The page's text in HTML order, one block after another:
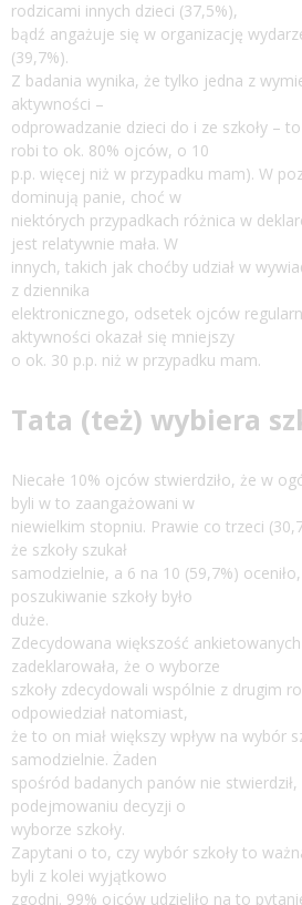
rodzicami innych dzieci (37,5%),
bądź angażuje się w organizację
(39,7%).
Z badania wynika, że tylko jedna z
aktywności –
odprowadzanie dzieci do i ze szkoły –
robi to ok. 80% ojców, o 10
p.p. więcej niż w przypadku mam). W
dominują panie, choć w
niektórych przypadkach różnica w
jest relatywnie mała. W
innych, takich jak choćby udział w
z dziennika
elektronicznego, odsetek ojców
aktywności okazał się mniejszy
o ok. 30 p.p. niż w przypadku mam.
Tata (też) wybiera
Niecałe 10% ojców stwierdziło, że w
byli w to zaangażowani w
niewielkim stopniu. Prawie co trzeci
że szkoły szukał
samodzielnie, a 6 na 10 (59,7%)
poszukiwanie szkoły było
duże.
Zdecydowana większość
zadeklarowała, że o wyborze
szkoły zdecydowali wspólnie z drugim
odpowiedział natomiast,
że to on miał większy wpływ na wybór
samodzielnie. Żaden
spośród badanych panów nie
podejmowaniu decyzji o
wyborze szkoły.
Zapytani o to, czy wybór szkoły to
byli z kolei wyjątkowo
zgodni. 99% ojców udzieliło na to